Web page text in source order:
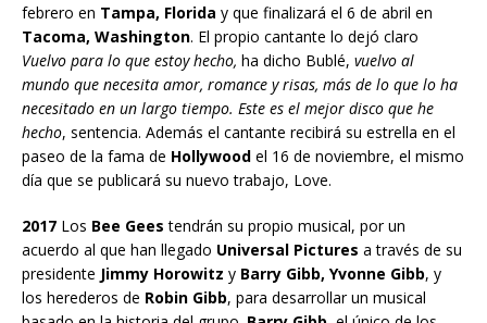
febrero en Tampa, Florida y que finalizará el 6 de abril en
Tacoma, Washington. El propio cantante lo dejó claro
Vuelvo para lo que estoy hecho, ha dicho Bublé, vuelvo al
mundo que necesita amor, romance y risas, más de lo que lo ha
necesitado en un largo tiempo. Este es el mejor disco que he
hecho, sentencia. Además el cantante recibirá su estrella en el
paseo de la fama de Hollywood el 16 de noviembre, el mismo
día que se publicará su nuevo trabajo, Love.
2017 Los Bee Gees tendrán su propio musical, por un
acuerdo al que han llegado Universal Pictures a través de su
presidente Jimmy Horowitz y Barry Gibb, Yvonne Gibb, y
los herederos de Robin Gibb, para desarrollar un musical